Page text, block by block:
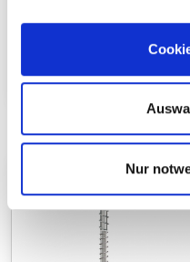
Nur
Profilflügelbohrschrau
be